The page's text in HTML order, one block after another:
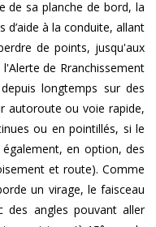
de sa planche de bord, la
à la conduite, allant
de points, jusqu'aux
de Rranchissement
longtemps sur des
autoroute ou voie rapide,
ou en pointillés, si le
en option, des
et route). Comme
un virage, le faisceau
des angles pouvant aller